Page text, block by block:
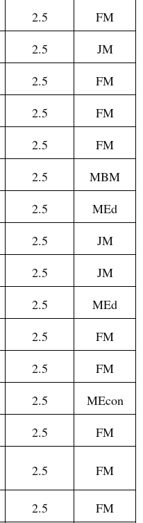
2.5
FM
2.5
JM
2.5
FM
2.5
FM
2.5
FM
2.5
MBM
2.5
MEd
2.5
JM
2.5
JM
2.5
MEd
2.5
FM
2.5
FM
2.5
MEcon
2.5 FM
2.5 FM
2.5
FM